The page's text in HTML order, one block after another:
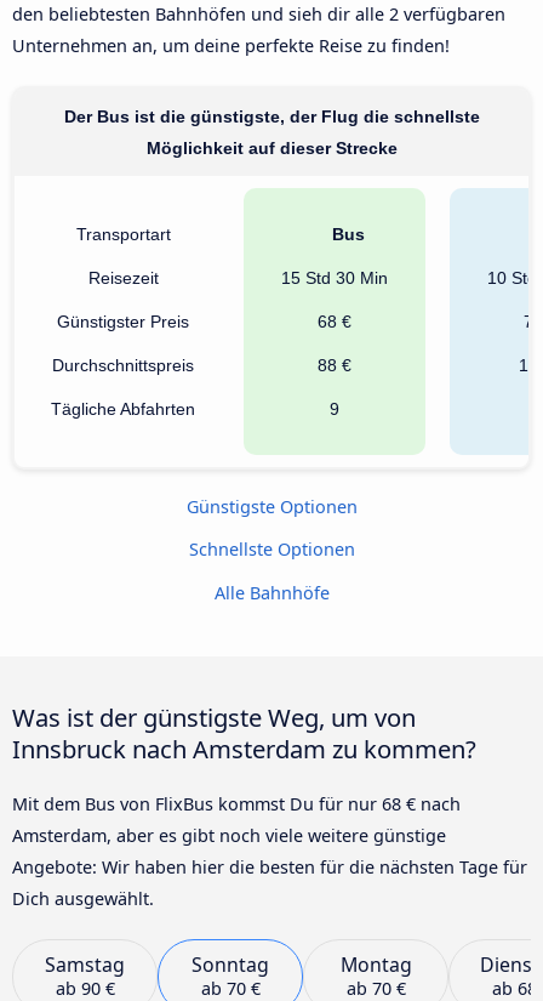
den beliebtesten Bahnhöfen und sieh dir alle 2 verfügbaren
Unternehmen an, um deine perfekte Reise zu finden!
Der Bus ist die günstigste, der Flug die schnellste
Möglichkeit auf dieser Strecke
Transportart
Reisezeit
Günstigster Preis
Durchschnittspreis
Tägliche Abfahrten
Bus
15 Std 30 Min
68 €
88 €
9
10 Std
Günstigste Optionen
Schnellste Optionen
Alle Bahnhöfe
Was ist der günstigste Weg, um von
Innsbruck nach Amsterdam zu kommen?
Mit dem Bus von FlixBus kommst Du für nur 68 € nach
Amsterdam, aber es gibt noch viele weitere günstige
Angebote: Wir haben hier die besten für die nächsten Tage für
Dich ausgewählt.
Samstag
ab 90 €
Sonntag
ab 70 €
Montag
ab 70 € ab 68